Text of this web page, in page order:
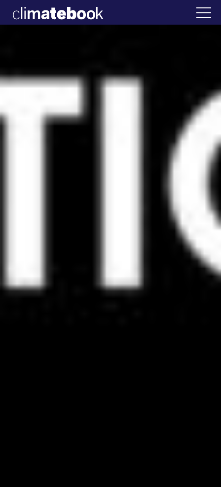
22 ΙΑΝ 2026 2025 Η άβολη αλήθεια